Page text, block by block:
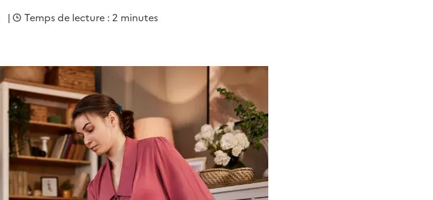
| Temps de lecture : 2 minutes